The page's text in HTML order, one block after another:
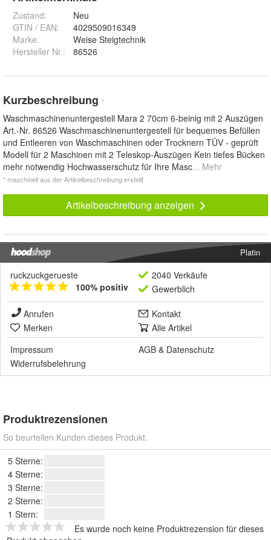
Zustand:
Neu
GTIN / EAN:
4029509016349
Marke:
Weise Steigtechnik
Hersteller Nr.:
86526
Kurzbeschreibung *
Waschmaschinenuntergestell Mara 2 70cm 6-beinig mit 2 Auszügen
Art.-Nr. 86526 Waschmaschinenuntergestell für bequemes Befüllen
und Entleeren von Waschmaschinen oder Trocknern TÜV - geprüft
Modell für 2 Maschinen mit 2 Teleskop-Auszügen Kein tiefes Bücken
mehr notwendig Hochwasserschutz für Ihre Masc... Mehr
* maschinell aus der Artikelbeschreibung erstellt
Artikelbeschreibung anzeigen
Platin
ruckzuckgerueste
100% positiv
2040 Verkäufe
Gewerblich
Anrufen
Kontakt
Merken
Alle Artikel
Impressum
AGB & Datenschutz
Widerrufsbelehrung
Produktrezensionen
So beurteilen Kunden dieses Produkt.
5 Sterne:
4 Sterne:
3 Sterne:
2 Sterne:
1 Stern:
Es wurde noch keine Produktrezension für dieses